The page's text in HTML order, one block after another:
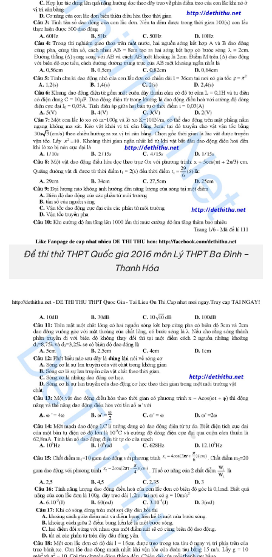
Đề thi thử THPT Quốc gia 2016 môn Lý THPT Ba Đình –
Thanh Hóa